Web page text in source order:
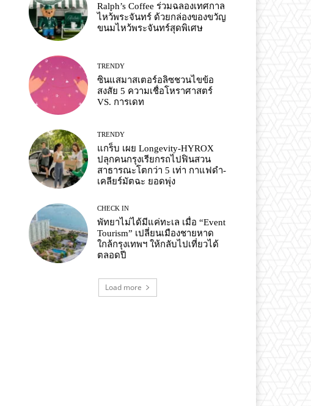
Ralph’s Coffee ร่วมฉลองเทศกาล
ไหว้พระจันทร์ ด้วยกล่องของขวัญ
ขนมไหว้พระจันทร์สุดพิเศษ
TRENDY
ซินแสมาสเตอร์อลิซชวนไขข้อ
สงสัย 5 ความเชื่อโหราศาสตร์
VS. การเดท
TRENDY
แกร็บ เผย Longevity-HYROX
ปลุกคนกรุงเรียกรถไปฟินสวน
สาธารณะโตกว่า 5 เท่า กาแฟดำ-
เคลียร์มัตฉะ ยอดพุ่ง
CHECK IN
พัทยาไม่ได้มีแค่ทะเล เมื่อ “Event
Tourism” เปลี่ยนเมืองชายหาด
ใกล้กรุงเทพฯ ให้กลับไปเที่ยวได้
ตลอดปี
Load more